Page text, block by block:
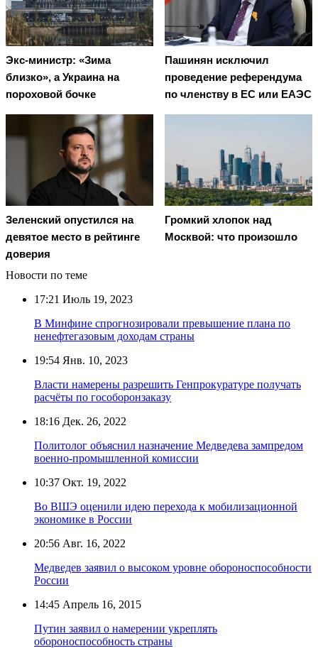
Экс-министр: «Зима
близко», а Украина на
пороховой бочке
Пашинян исключил
проведение референдума
по членству в ЕС или ЕАЭС
Зеленский опустился на
девятое место в рейтинге
доверия
Громкий хлопок над
Москвой: что произошло
Новости по теме
17:21 Июль 19, 2023
В Минфине спрогнозировали превышение плана по
ненефтегазовым доходам страны
19:54 Янв. 10, 2023
Власти намерены разрешить Генпрокуратуре получать
расчёты по гособоронзаказу
18:16 Дек. 26, 2022
Политолог объяснил назначение Медведева зампредом
военно-промышленной комиссии
10:37 Окт. 19, 2022
Во ВШЭ оценили идею перехода к мобилизационной
экономике в России
20:56 Авг. 16, 2022
Медведев заявил о высоком уровне обороноспособности
России
14:45 Апрель 16, 2015
Путин заявил о намерении укреплять
обороноспособность страны